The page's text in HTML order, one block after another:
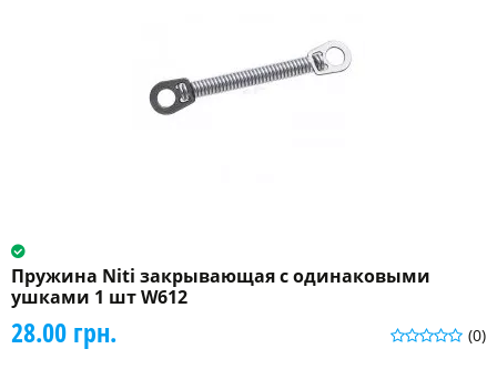
Пружина Niti закрывающая с одинаковыми
ушками 1 шт W612
(0)
28.00 грн.